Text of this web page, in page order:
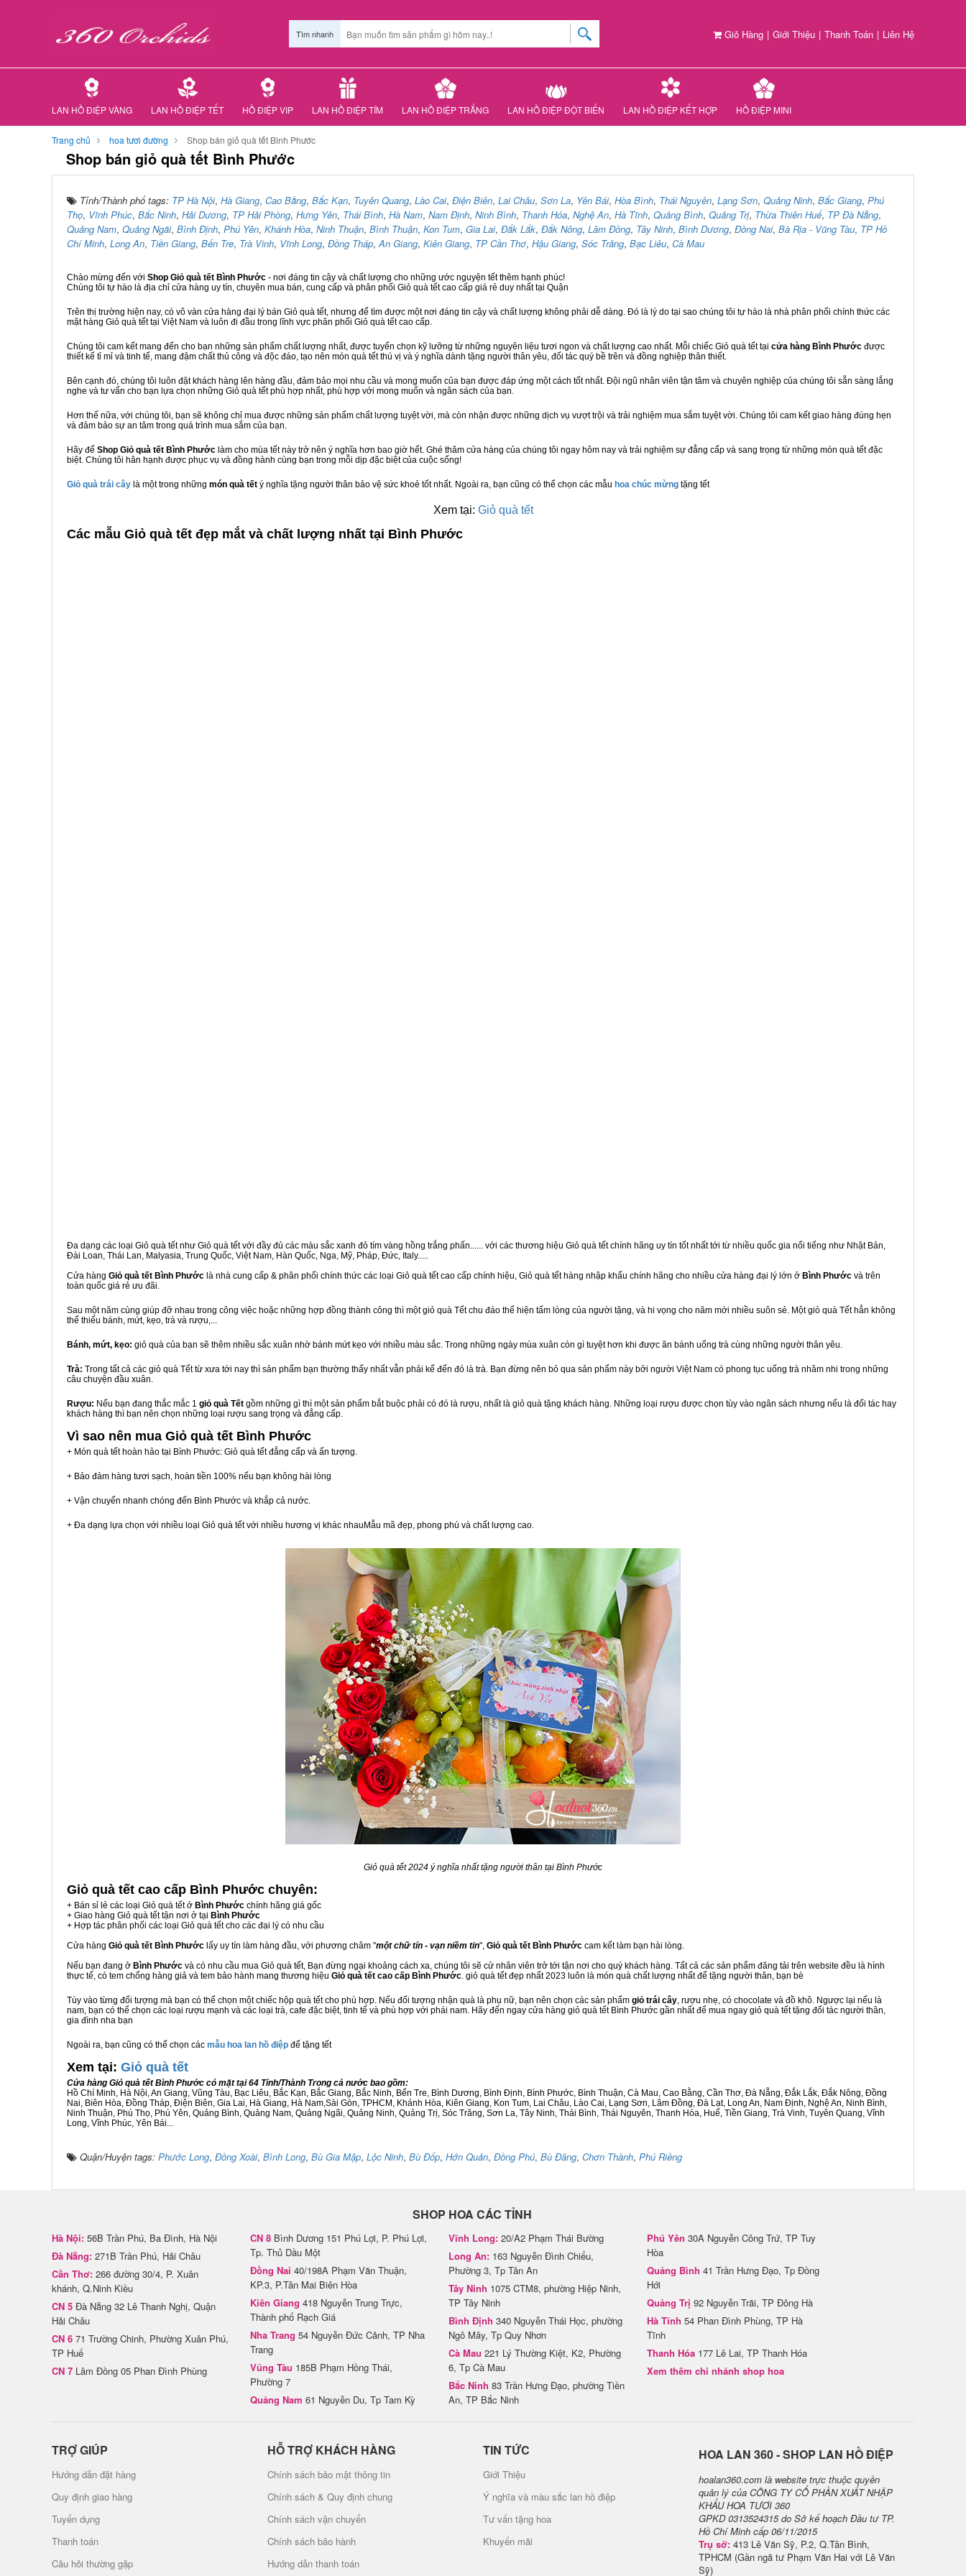
Giỏ Hàng | Giới Thiệu | Thanh Toán | Liên Hệ
Tìm nhanh
LAN HỒ ĐIỆP VÀNG LAN HỒ ĐIỆP TẾT HỒ ĐIỆP VIP LAN HỒ ĐIỆP TÍM LAN HỒ ĐIỆP TRẮNG LAN HỒ ĐIỆP ĐỘT BIẾN LAN HỒ ĐIỆP KẾT HỢP HỒ ĐIỆP MINI
Trang chủ hoa tươi đường Shop bán giỏ quà tết Bình Phước
Shop bán giỏ quà tết Bình Phước
Tỉnh/Thành phố tags: TP Hà Nội, Hà Giang, Cao Bằng, Bắc Kạn, Tuyên Quang, Lào Cai, Điện Biên, Lai Châu, Sơn La, Yên Bái, Hòa Bình, Thái Nguyên, Lạng Sơn, Quảng Ninh, Bắc Giang, Phú
Thọ, Vĩnh Phúc, Bắc Ninh, Hải Dương, TP Hải Phòng, Hưng Yên, Thái Bình, Hà Nam, Nam Định, Ninh Bình, Thanh Hóa, Nghệ An, Hà Tĩnh, Quảng Bình, Quảng Trị, Thừa Thiên Huế, TP Đà Nẵng,
Quảng Nam, Quảng Ngãi, Bình Định, Phú Yên, Khánh Hòa, Ninh Thuận, Bình Thuận, Kon Tum, Gia Lai, Đắk Lắk, Đắk Nông, Lâm Đồng, Tây Ninh, Bình Dương, Đồng Nai, Bà Rịa - Vũng Tàu, TP Hồ
Chí Minh, Long An, Tiền Giang, Bến Tre, Trà Vinh, Vĩnh Long, Đồng Tháp,An Giang, Kiên Giang, TP Cần Thơ, Hậu Giang, Sóc Trăng, Bạc Liêu, Cà Mau
Chào mừng đến với Shop Giỏ quà tết Bình Phước - nơi đáng tin cậy và chất lượng cho những ước nguyện tết thêm hạnh phúc!
Chúng tôi tự hào là địa chỉ cửa hàng uy tín, chuyên mua bán, cung cấp và phân phối Giỏ quà tết cao cấp giá rẻ duy nhất tại Quận
Trên thị trường hiện nay, có vô vàn cửa hàng đại lý bán Giỏ quà tết, nhưng để tìm được một nơi đáng tin cậy và chất lượng không phải dễ dàng. Đó là lý do tại sao chúng tôi tự hào là nhà phân phối chính thức các
mặt hàng Giỏ quà tết tại Việt Nam và luôn đi đầu trong lĩnh vực phân phối Giỏ quà tết cao cấp.
Chúng tôi cam kết mang đến cho bạn những sản phẩm chất lượng nhất, được tuyển chọn kỹ lưỡng từ những nguyên liệu tươi ngon và chất lượng cao nhất. Mỗi chiếc Giỏ quà tết tại cửa hàng Bình Phước được
thiết kế tỉ mỉ và tinh tế, mang đậm chất thủ công và độc đáo, tạo nên món quà tết thú vị và ý nghĩa dành tặng người thân yêu, đối tác quý bề trên và đồng nghiệp thân thiết.
Bên cạnh đó, chúng tôi luôn đặt khách hàng lên hàng đầu, đảm bảo mọi nhu cầu và mong muốn của bạn được đáp ứng một cách tốt nhất. Đội ngũ nhân viên tận tâm và chuyên nghiệp của chúng tôi sẵn sàng lắng
nghe và tư vấn cho bạn lựa chọn những Giỏ quà tết phù hợp nhất, phù hợp với mong muốn và ngân sách của bạn.
Hơn thế nữa, với chúng tôi, bạn sẽ không chỉ mua được những sản phẩm chất lượng tuyệt vời, mà còn nhận được những dịch vụ vượt trội và trải nghiệm mua sắm tuyệt vời. Chúng tôi cam kết giao hàng đúng hẹn
và đảm bảo sự an tâm trong quá trình mua sắm của bạn.
Hãy để Shop Giỏ quà tết Bình Phước làm cho mùa tết này trở nên ý nghĩa hơn bao giờ hết. Ghé thăm cửa hàng của chúng tôi ngay hôm nay và trải nghiệm sự đẳng cấp và sang trọng từ những món quà tết đặc
biệt. Chúng tôi hân hạnh được phục vụ và đồng hành cùng bạn trong mỗi dịp đặc biệt của cuộc sống!
Giỏ quà trái cây là một trong những món quà tết ý nghĩa tặng người thân bảo vệ sức khoẻ tốt nhất. Ngoài ra, bạn cũng có thể chọn các mẫu hoa chúc mừng tặng tết
Xem tại: Giỏ quà tết
Các mẫu Giỏ quà tết đẹp mắt và chất lượng nhất tại Bình Phước
Đa dạng các loại Giỏ quà tết như Giỏ quà tết với đầy đủ các màu sắc xanh đỏ tím vàng hồng trắng phấn...... với các thương hiệu Giỏ quà tết chính hãng uy tín tốt nhất tới từ nhiều quốc gia nổi tiếng như Nhật Bản,
Đài Loan, Thái Lan, Malyasia, Trung Quốc, Việt Nam, Hàn Quốc, Nga, Mỹ, Pháp, Đức, Italy.....
Cửa hàng Giỏ quà tết Bình Phước là nhà cung cấp & phân phối chính thức các loại Giỏ quà tết cao cấp chính hiệu, Giỏ quà tết hàng nhập khẩu chính hãng cho nhiều cửa hàng đại lý lớn ở Bình Phước và trên
toàn quốc giá rẻ ưu đãi.
Sau một năm cùng giúp đỡ nhau trong công việc hoặc những hợp đồng thành công thì một giỏ quà Tết chu đáo thể hiện tấm lòng của người tặng, và hi vọng cho năm mới nhiều suôn sẻ. Một giỏ quà Tết hẳn không
thể thiếu bánh, mứt, kẹo, trà và rượu,...
Bánh, mứt, kẹo: giỏ quà của bạn sẽ thêm nhiều sắc xuân nhờ bánh mứt kẹo với nhiều màu sắc. Trong những ngày mùa xuân còn gì tuyệt hơn khi được ăn bánh uống trà cùng những người thân yêu.
Trà: Trong tất cả các giỏ quà Tết từ xưa tới nay thì sản phẩm bạn thường thấy nhất vẫn phải kể đến đó là trà. Bạn đừng nên bỏ qua sản phẩm này bởi người Việt Nam có phong tục uống trà nhâm nhi trong những
câu chuyện đầu xuân.
Rượu: Nếu bạn đang thắc mắc 1 giỏ quà Tết gồm những gì thì một sản phẩm bắt buộc phải có đó là rượu, nhất là giỏ quà tặng khách hàng. Những loại rượu được chọn tùy vào ngân sách nhưng nếu là đối tác hay
khách hàng thì bạn nên chọn những loại rượu sang trọng và đẳng cấp.
Vì sao nên mua Giỏ quà tết Bình Phước
+ Món quà tết hoàn hảo tại Bình Phước: Giỏ quà tết đẳng cấp và ấn tượng.
+ Bảo đảm hàng tươi sạch, hoàn tiền 100% nếu bạn không hài lòng
+ Vận chuyển nhanh chóng đến Bình Phước và khắp cả nước.
+ Đa dạng lựa chọn với nhiều loại Giỏ quà tết với nhiều hương vị khác nhauMẫu mã đẹp, phong phú và chất lượng cao.
Giỏ quà tết 2024 ý nghĩa nhất tặng người thân tại Bình Phước
Giỏ quà tết cao cấp Bình Phước chuyên:
+ Bán sỉ lẻ các loại Giỏ quà tết ở Bình Phước chính hãng giá gốc
+ Giao hàng Giỏ quà tết tận nơi ở tại Bình Phước
+ Hợp tác phân phối các loại Giỏ quà tết cho các đại lý có nhu cầu
Cửa hàng Giỏ quà tết Bình Phước lấy uy tín làm hàng đầu, với phương châm "một chữ tín - vạn niềm tin", Giỏ quà tết Bình Phước cam kết làm bạn hài lòng.
Nếu bạn đang ở Bình Phước và có nhu cầu mua Giỏ quà tết, Bạn đừng ngại khoảng cách xa, chúng tôi sẽ cử nhân viên trở tới tận nơi cho quý khách hàng. Tất cả các sản phẩm đăng tải trên website đều là hình
thực tế, có tem chống hàng giả và tem bảo hành mang thương hiệu Giỏ quà tết cao cấp Bình Phước. giỏ quà tết đẹp nhất 2023 luôn là món quà chất lượng nhất để tặng người thân, bạn bè
Tùy vào từng đối tượng mà bạn có thể chọn một chiếc hộp quà tết cho phù hợp. Nếu đối tượng nhận quà là phụ nữ, bạn nên chọn các sản phẩm giỏ trái cây, rượu nhẹ, có chocolate và đồ khô. Ngược lại nếu là
nam, bạn có thể chọn các loại rượu mạnh và các loại trà, cafe đặc biệt, tinh tế và phù hợp với phái nam. Hãy đến ngay cửa hàng giỏ quà tết Bình Phước gần nhất để mua ngay giỏ quà tết tặng đối tác người thân,
gia đình nha bạn
Ngoài ra, bạn cũng có thể chọn các mẫu hoa lan hồ điệp để tặng tết
Xem tại: Giỏ quà tết
Cửa hàng Giỏ quà tết Bình Phước có mặt tại 64 Tỉnh/Thành Trong cả nước bao gồm:
Hồ Chí Minh, Hà Nội, An Giang, Vũng Tàu, Bạc Liêu, Bắc Kạn, Bắc Giang, Bắc Ninh, Bến Tre, Bình Dương, Bình Định, Bình Phước, Bình Thuận, Cà Mau, Cao Bằng, Cần Thơ, Đà Nẵng, Đắk Lắk, Đắk Nông, Đồng
Nai, Biên Hòa, Đồng Tháp, Điện Biên, Gia Lai, Hà Giang, Hà Nam,Sài Gòn, TPHCM, Khánh Hòa, Kiên Giang, Kon Tum, Lai Châu, Lào Cai, Lạng Sơn, Lâm Đồng, Đà Lạt, Long An, Nam Định, Nghệ An, Ninh Bình,
Ninh Thuận, Phú Thọ, Phú Yên, Quảng Bình, Quảng Nam, Quảng Ngãi, Quảng Ninh, Quảng Trị, Sóc Trăng, Sơn La, Tây Ninh, Thái Bình, Thái Nguyên, Thanh Hóa, Huế, Tiền Giang, Trà Vinh, Tuyên Quang, Vĩnh
Long, Vĩnh Phúc, Yên Bái...
Quận/Huyện tags: Phước Long, Đồng Xoài, Bình Long, Bù Gia Mập, Lộc Ninh, Bù Đốp, Hớn Quản, Đồng Phú, Bù Đăng, Chơn Thành, Phú Riềng
SHOP HOA CÁC TỈNH
Hà Nội: 56B Trần Phú, Ba Đình, Hà Nội
Đà Nẵng: 271B Trần Phú, Hải Châu
Cần Thơ: 266 đường 30/4, P. Xuân
khánh, Q.Ninh Kiều
CN 5 Đà Nẵng 32 Lê Thanh Nghị, Quận
Hải Châu
CN 6 71 Trường Chinh, Phường Xuân Phú,
TP Huế
CN 7 Lâm Đồng 05 Phan Đình Phùng
CN 8 Bình Dương 151 Phú Lợi, P. Phú Lợi,
Tp. Thủ Dầu Một
Đồng Nai 40/198A Phạm Văn Thuận,
KP.3, P.Tân Mai Biên Hòa
Kiên Giang 418 Nguyễn Trung Trực,
Thành phố Rạch Giá
Nha Trang 54 Nguyễn Đức Cảnh, TP Nha
Trang
Vũng Tàu 185B Phạm Hồng Thái,
Phường 7
Quảng Nam 61 Nguyễn Du, Tp Tam Kỳ
Vĩnh Long: 20/A2 Phạm Thái Bường
Long An: 163 Nguyễn Đình Chiểu,
Phường 3, Tp Tân An
Tây Ninh 1075 CTM8, phường Hiệp Ninh,
TP Tây Ninh
Bình Định 340 Nguyễn Thái Học, phường
Ngô Mây, Tp Quy Nhơn
Cà Mau 221 Lý Thường Kiệt, K2, Phường
6, Tp Cà Mau
Bắc Ninh 83 Trần Hưng Đạo, phường Tiền
An, TP Bắc Ninh
Phú Yên 30A Nguyễn Công Trứ, TP Tuy
Hòa
Quảng Bình 41 Trần Hưng Đạo, Tp Đồng
Hới
Quảng Trị 92 Nguyễn Trãi, TP Đông Hà
Hà Tĩnh 54 Phan Đình Phùng, TP Hà
Tĩnh
Thanh Hóa 177 Lê Lai, TP Thanh Hóa
Xem thêm chi nhánh shop hoa
TRỢ GIÚP
Hướng dẫn đặt hàng
Quy định giao hàng
Tuyển dụng
Thanh toán
Câu hỏi thường gặp
HỖ TRỢ KHÁCH HÀNG
Chính sách bảo mật thông tin
Chính sách & Quy định chung
Chính sách vận chuyển
Chính sách bảo hành
Hướng dẫn thanh toán
TIN TỨC
Giới Thiệu
Ý nghĩa và màu sắc lan hồ điệp
Tư vấn tặng hoa
Khuyến mãi
H​OA LAN 360 - SHOP LAN HỒ ĐIỆP
hoalan360.com là website trực thuộc quyền
quản lý của CÔNG TY CỔ PHẦN XUẤT NHẬP
KHẨU HOA TƯƠI 360
GPKD 0313524315 do Sở kế hoạch Đầu tư TP.
Hồ Chí Minh cấp 06/11/2015
Trụ sở: 413 Lê Văn Sỹ, P.2, Q.Tân Bình,
TPHCM (Gần ngã tư Phạm Văn Hai với Lê Văn
Sỹ)